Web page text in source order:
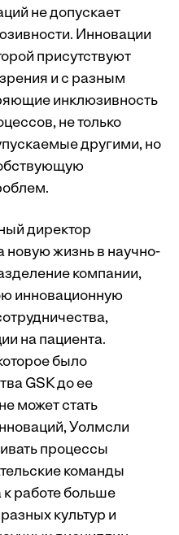
не допускает
Инновации
присутствуют
и с разным
инклюзивность
не только
другими, но
директор
новую жизнь в научно-
компании,
инновационную
на пациента.
было
GSK до ее
может стать
Уолмсли
процессы
команды
работе больше
культур и